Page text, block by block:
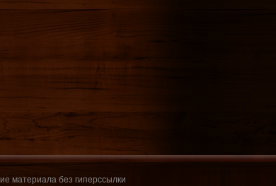
материала без гиперссылки